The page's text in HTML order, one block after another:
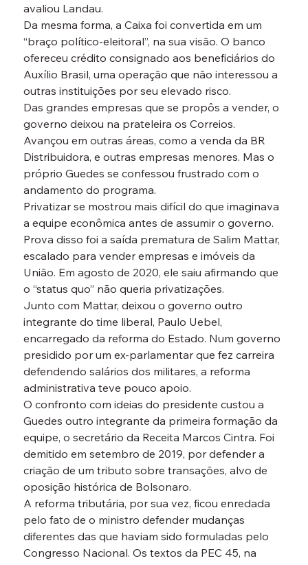
avaliou Landau.
Da mesma forma, a Caixa foi convertida em um
“braço político-eleitoral”, na sua visão. O banco
ofereceu crédito consignado aos beneficiários do
Auxílio Brasil, uma operação que não interessou a
outras instituições por seu elevado risco.
Das grandes empresas que se propôs a vender, o
governo deixou na prateleira os Correios.
Avançou em outras áreas, como a venda da BR
Distribuidora, e outras empresas menores. Mas o
próprio Guedes se confessou frustrado com o
andamento do programa.
Privatizar se mostrou mais difícil do que imaginava
a equipe econômica antes de assumir o governo.
Prova disso foi a saída prematura de Salim Mattar,
escalado para vender empresas e imóveis da
União. Em agosto de 2020, ele saiu afirmando que
o “status quo” não queria privatizações.
Junto com Mattar, deixou o governo outro
integrante do time liberal, Paulo Uebel,
encarregado da reforma do Estado. Num governo
presidido por um ex-parlamentar que fez carreira
defendendo salários dos militares, a reforma
administrativa teve pouco apoio.
O confronto com ideias do presidente custou a
Guedes outro integrante da primeira formação da
equipe, o secretário da Receita Marcos Cintra. Foi
demitido em setembro de 2019, por defender a
criação de um tributo sobre transações, alvo de
oposição histórica de Bolsonaro.
A reforma tributária, por sua vez, ficou enredada
pelo fato de o ministro defender mudanças
diferentes das que haviam sido formuladas pelo
Congresso Nacional. Os textos da PEC 45, na